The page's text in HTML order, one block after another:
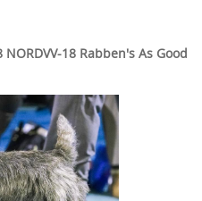
NORDVV-18 Rabben's As Good